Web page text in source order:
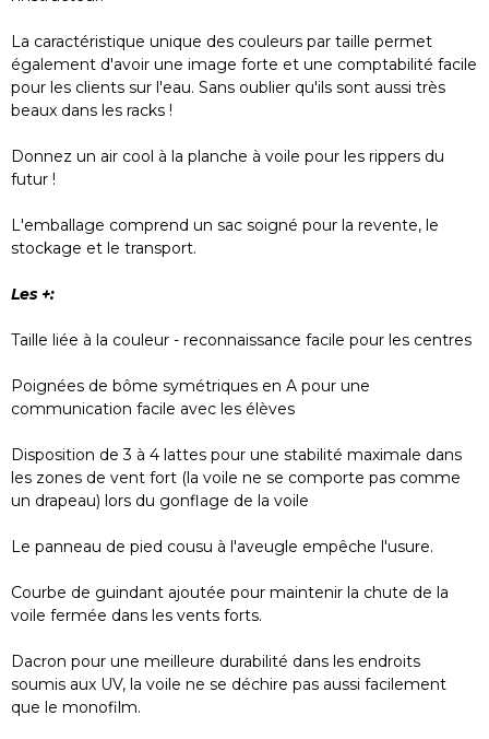
La caractéristique unique des couleurs par taille permet
également d'avoir une image forte et une comptabilité facile
pour les clients sur l'eau. Sans oublier qu'ils sont aussi très
beaux dans les racks !
Donnez un air cool à la planche à voile pour les rippers du
futur !
L'emballage comprend un sac soigné pour la revente, le
stockage et le transport.
Les +:
Taille liée à la couleur - reconnaissance facile pour les centres
Poignées de bôme symétriques en A pour une
communication facile avec les élèves
Disposition de 3 à 4 lattes pour une stabilité maximale dans
les zones de vent fort (la voile ne se comporte pas comme
un drapeau) lors du gonflage de la voile
Le panneau de pied cousu à l'aveugle empêche l'usure.
Courbe de guindant ajoutée pour maintenir la chute de la
voile fermée dans les vents forts.
Dacron pour une meilleure durabilité dans les endroits
soumis aux UV, la voile ne se déchire pas aussi facilement
que le monofilm.